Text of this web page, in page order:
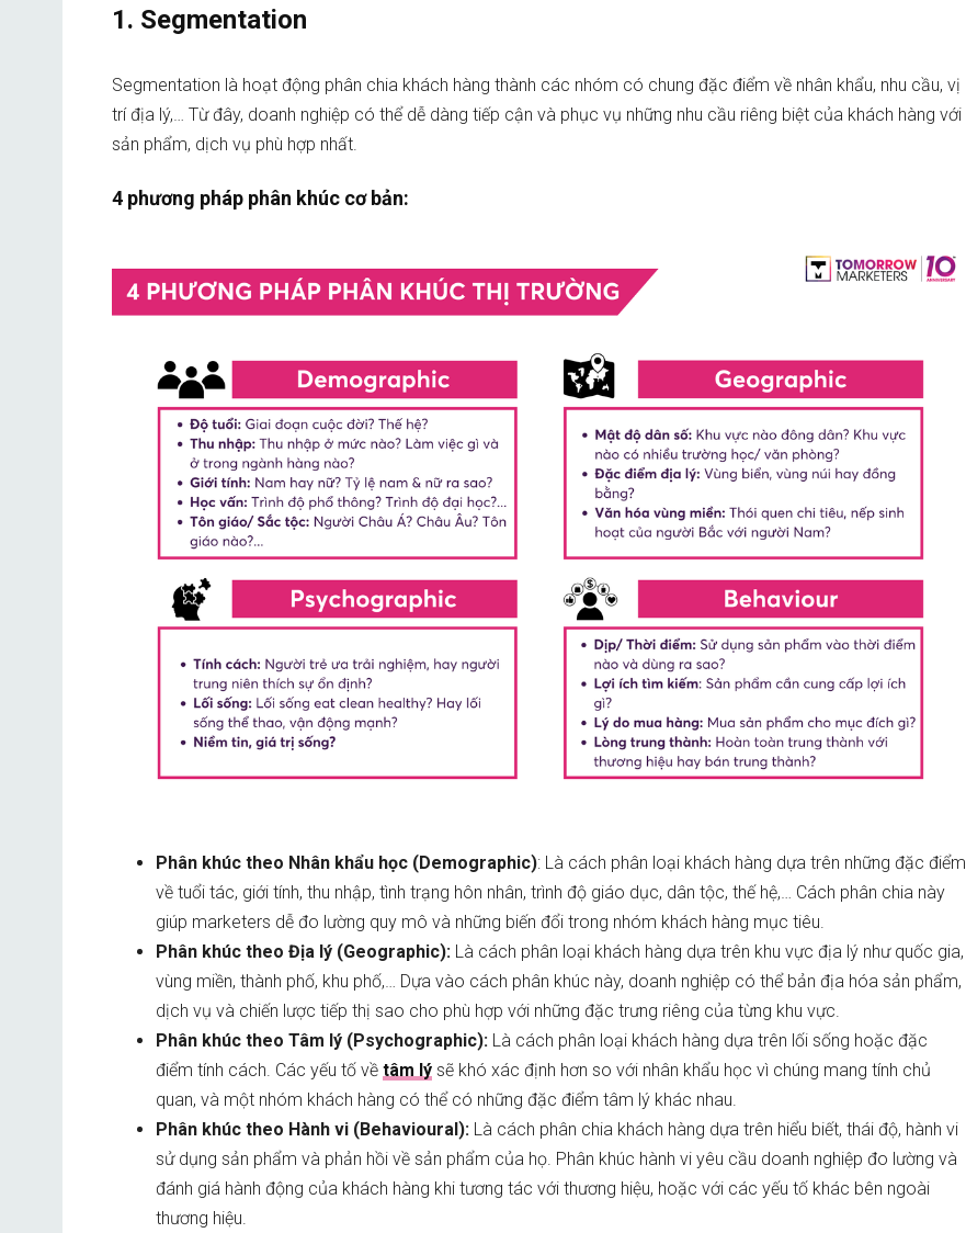
1. Segmentation
Segmentation là hoạt động phân chia khách hàng thành các nhóm có chung đặc điểm về nhân khẩu, nhu cầu, vị
trí địa lý,… Từ đây, doanh nghiệp có thể dễ dàng tiếp cận và phục vụ những nhu cầu riêng biệt của khách hàng với
sản phẩm, dịch vụ phù hợp nhất.
4 phương pháp phân khúc cơ bản:
Phân khúc theo Nhân khẩu học (Demographic): Là cách phân loại khách hàng dựa trên những đặc điểm
về tuổi tác, giới tính, thu nhập, tình trạng hôn nhân, trình độ giáo dục, dân tộc, thế hệ,… Cách phân chia này
giúp marketers dễ đo lường quy mô và những biến đổi trong nhóm khách hàng mục tiêu.
Phân khúc theo Địa lý (Geographic): Là cách phân loại khách hàng dựa trên khu vực địa lý như quốc gia,
vùng miền, thành phố, khu phố,… Dựa vào cách phân khúc này, doanh nghiệp có thể bản địa hóa sản phẩm,
dịch vụ và chiến lược tiếp thị sao cho phù hợp với những đặc trưng riêng của từng khu vực.
Phân khúc theo Tâm lý (Psychographic): Là cách phân loại khách hàng dựa trên lối sống hoặc đặc
điểm tính cách. Các yếu tố về tâm lý sẽ khó xác định hơn so với nhân khẩu học vì chúng mang tính chủ
quan, và một nhóm khách hàng có thể có những đặc điểm tâm lý khác nhau.
Phân khúc theo Hành vi (Behavioural): Là cách phân chia khách hàng dựa trên hiểu biết, thái độ, hành vi
sử dụng sản phẩm và phản hồi về sản phẩm của họ. Phân khúc hành vi yêu cầu doanh nghiệp đo lường và
đánh giá hành động của khách hàng khi tương tác với thương hiệu, hoặc với các yếu tố khác bên ngoài
thương hiệu.